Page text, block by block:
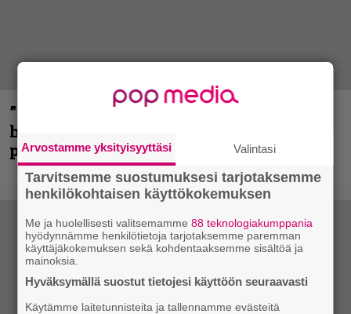
”Mitalini näyttää ihan plektralta” –
huippu-uimari jamittelee Megadethiä
palkinnollaan
Arvostamme yksityisyyttäsi Valintasi
Tarvitsemme suostumuksesi tarjotaksemme
henkilökohtaisen käyttökokemuksen
Me ja huolellisesti valitsemamme88 teknologiakumppania
hyödynnämme henkilötietoja tarjotaksemme paremman
käyttäjäkokemuksen sekä kohdentaaksemme sisältöä ja
mainoksia.
Hyväksymällä suostut tietojesi käyttöön seuraavasti
Käytämme laitetunnisteita ja tallennamme evästeitä